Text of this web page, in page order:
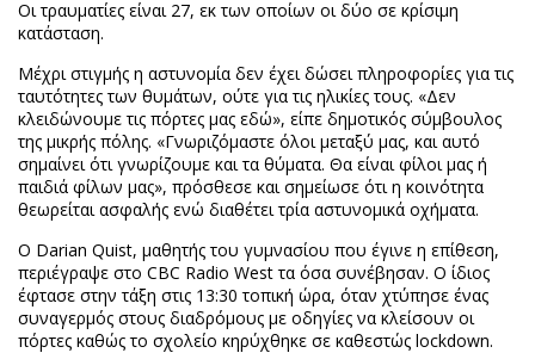
Οι τραυματίες είναι 27, εκ των οποίων οι δύο σε κρίσιμη
κατάσταση.
Μέχρι στιγμής η αστυνομία δεν έχει δώσει πληροφορίες για τις
ταυτότητες των θυμάτων, ούτε για τις ηλικίες τους. «Δεν
κλειδώνουμε τις πόρτες μας εδώ», είπε δημοτικός σύμβουλος
της μικρής πόλης. «Γνωριζόμαστε όλοι μεταξύ μας, και αυτό
σημαίνει ότι γνωρίζουμε και τα θύματα. Θα είναι φίλοι μας ή
παιδιά φίλων μας», πρόσθεσε και σημείωσε ότι η κοινότητα
θεωρείται ασφαλής ενώ διαθέτει τρία αστυνομικά οχήματα.
Ο Darian Quist, μαθητής του γυμνασίου που έγινε η επίθεση,
περιέγραψε στο CBC Radio West τα όσα συνέβησαν. Ο ίδιος
έφτασε στην τάξη στις 13:30 τοπική ώρα, όταν χτύπησε ένας
συναγερμός στους διαδρόμους με οδηγίες να κλείσουν οι
πόρτες καθώς το σχολείο κηρύχθηκε σε καθεστώς lockdown.